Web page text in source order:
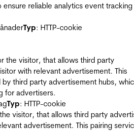
reliable analytics event tracking
Typ: HTTP-cookie
the visitor, that allows third party
with relevant advertisement. This
third party advertisement hubs,
for advertisers.
Typ: HTTP-cookie
visitor, that allows third party
advertisement. This pairing